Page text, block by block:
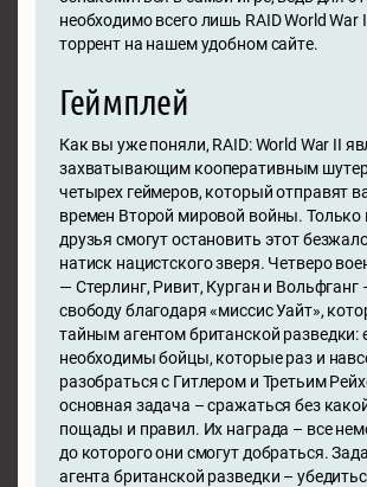
необходимо всего лишь RAID World War
торрент на нашем удобном сайте.
Геймплей
Как вы уже поняли, RAID: World War II
захватывающим кооперативным
четырех геймеров, который отправят
времен Второй мировой войны.
друзья смогут остановить этот
натиск нацистского зверя. Четверо
— Стерлинг, Ривит, Курган и Вольфганг
свободу благодаря «миссис Уайт»,
тайным агентом британской разведки:
необходимы бойцы, которые раз и
разобраться с Гитлером и Третьим
основная задача – сражаться без
пощады и правил. Их награда – все
до которого они смогут добраться.
агента британской разведки –